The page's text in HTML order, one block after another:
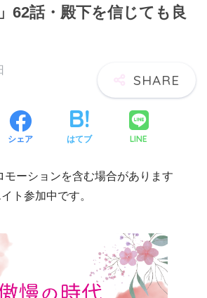
62話・殿下を信じても良
シェア はてブ LINE
ーションを含む場合があります
ト参加中です。